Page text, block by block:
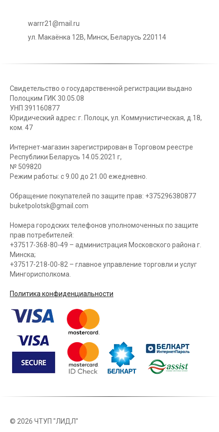
warrr21@mail.ru
ул. Макаёнка 12В, Минск, Беларусь 220114
Свидетельство о государственной регистрации выдано
Полоцким ГИК 30.05.08
УНП 391160877
Юридический адрес: г. Полоцк, ул. Коммунистическая, д.18,
ком. 47
Интернет-магазин зарегистрирован в Торговом реестре
Республики Беларусь 14.05.2021 г,
№ 509820
Режим работы: с 9.00 до 21.00 ежедневно.
Обращение покупателей по защите прав: +375296380877
buketpolotsk@gmail.com
Номера городских телефонов уполномоченных по защите
прав потребителей:
+37517-368-80-49 – администрация Московского района г.
Минска;
+37517-218-00-82 – главное управление торговли и услуг
Мингорисполкома.
Политика конфиденциальности
© 2026 ЧТУП "ЛИДЛ"